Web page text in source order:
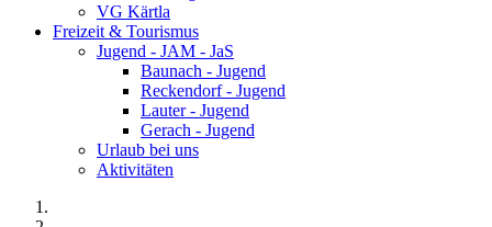
VG Kärtla
Freizeit & Tourismus
Jugend - JAM - JaS
Baunach - Jugend
Reckendorf - Jugend
Lauter - Jugend
Gerach - Jugend
Urlaub bei uns
Aktivitäten